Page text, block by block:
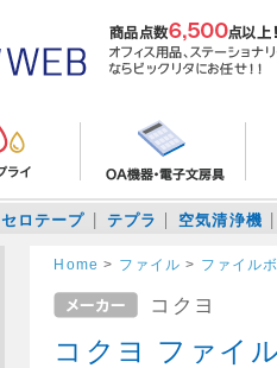
セロテープ テプラ 空気清浄機
Home > ファイル > ファイル
コクヨ
コクヨ ファイ